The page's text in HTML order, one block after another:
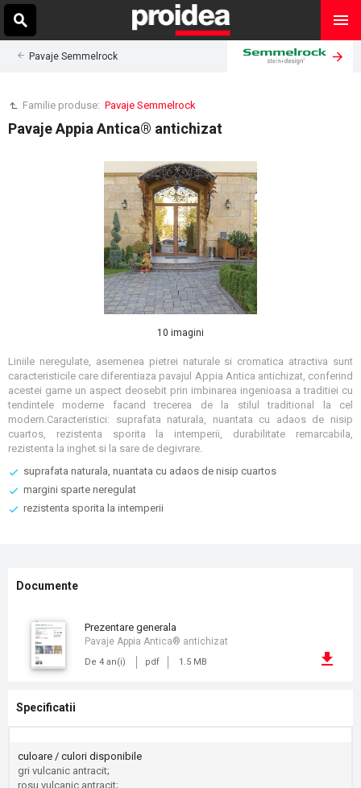
Pavaje Semmelrock
Familie produse: Pavaje Semmelrock
Pavaje Appia Antica® antichizat
10 imagini
Liniile neregulate, asemenea pietrei naturale si cromatica atractiva sunt
caracteristicile care diferentiaza pavajul Appia Antica antichizat, conferind
acestei game un aspect deosebit prin imbinarea ingenioasa a traditiei cu
tendintele moderne facand trecerea de la stilul traditional la cel
modern.Caracteristici: suprafata naturala, nuantata cu adaos de nisip
cuartos, rezistenta sporita la intemperii, durabilitate remarcabila,
rezistenta la inghet si la sare de degivrare.
suprafata naturala, nuantata cu adaos de nisip cuartos
margini sparte neregulat
rezistenta sporita la intemperii
Documente
prezentare generala
De 4 an(i) pdf 1.5 MB
Pavaje Appia Antica® antichizat
Specificatii
culoare / culori disponibile
gri vulcanic antracit;
rosu vulcanic antracit;